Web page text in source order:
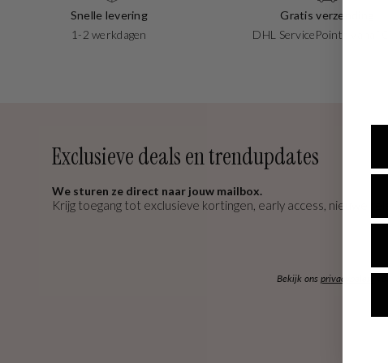
Snelle levering
1-2 werkdagen
Gratis verzending
DHL ServicePoints vanaf
Exclusieve deals en trendupdates
We sturen ze direct naar jouw mailbox.
Krijg toegang tot exclusieve kortingen, early access, nieuwe
Bekijk ons privacybeleid